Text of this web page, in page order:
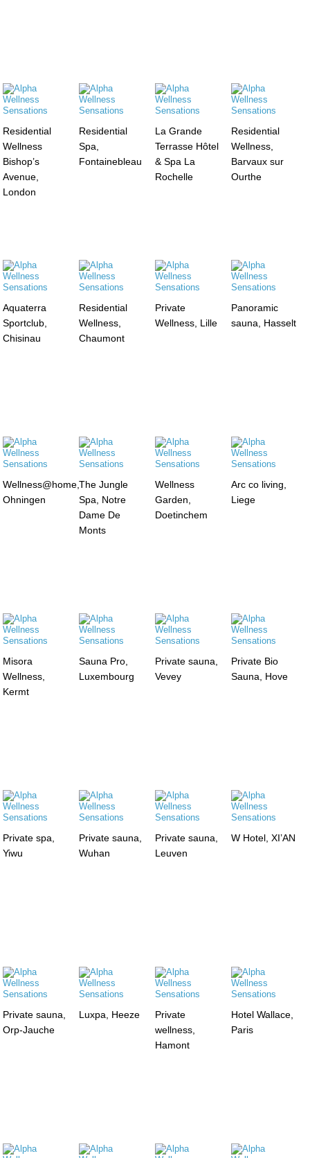
Residential
Wellness
Bishop’s
Avenue,
London
Residential
Spa,
Fontainebleau
La Grande
Terrasse Hôtel
& Spa La
Rochelle
Residential
Wellness,
Barvaux sur
Ourthe
Aquaterra
Sportclub,
Chisinau
Residential
Wellness,
Chaumont
Private
Wellness, Lille
Panoramic
sauna, Hasselt
Wellness@home,
Ohningen
The Jungle
Spa, Notre
Dame De
Monts
Wellness
Garden,
Doetinchem
Arc co living,
Liege
Misora
Wellness,
Kermt
Sauna Pro,
Luxembourg
Private sauna,
Vevey
Private Bio
Sauna, Hove
Private spa,
Yiwu
Private sauna,
Wuhan
Private sauna,
Leuven
W Hotel, XI’AN
Private sauna,
Orp-Jauche
Luxpa, Heeze
Private
wellness,
Hamont
Hotel Wallace,
Paris